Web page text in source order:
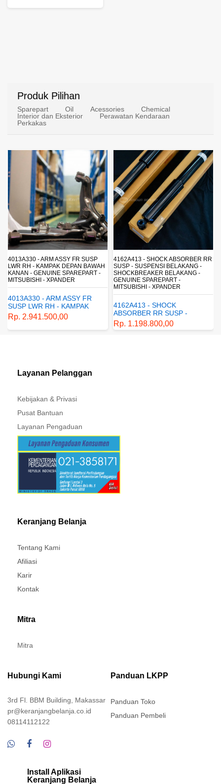
Produk Pilihan
Sparepart Oil Acessories
Chemical
Interior dan Eksterior
Perawatan Kendaraan
Perkakas
4162A413 - SHOCK ABSORBER RR
SUSP - SUSPENSI BELAKANG -
SHOCKBREAKER BELAKANG -
GENUINE SPAREPART -
MITSUBISHI - XPANDER
4162A413 - SHOCK
ABSORBER RR SUSP -
SUSPENSI BELAKANG -
SHOCKBREAKER BELAKANG
Rp. 1.198.800,00
1770A233 - FUEL FILTER ELEMENT
- SARINGAN BAHAN BAKAR -
SARINGAN SOLAR - MITSUBISHI -
PAJERO
ELEMENT - SARINGAN
BAHAN BAKAR - SARINGAN
SOLAR - MITSUBISHI -
PAJERO
Rp. 430.680,00
Layanan Pelanggan
Kebijakan & Privasi
Pusat Bantuan
Layanan Pengaduan
Keranjang Belanja
Tentang Kami
Afiliasi
Karir
Kontak
Mitra
Mitra
Hubungi Kami
3rd Fl. BBM Building, Makassar
pr@keranjangbelanja.co.id
08114112122
Panduan LKPP
Panduan Toko
Panduan Pembeli
Install Aplikasi
Keranjang Belanja